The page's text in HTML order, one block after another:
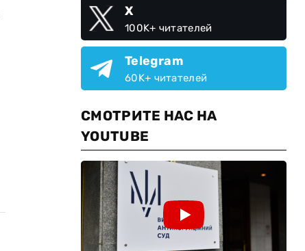
X
100K+ читателей
Telegram
60K+ читателей
СМОТРИТЕ НАС НА
YOUTUBE